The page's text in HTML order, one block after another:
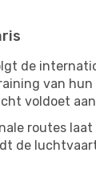
de
van
voldoet
routes
de